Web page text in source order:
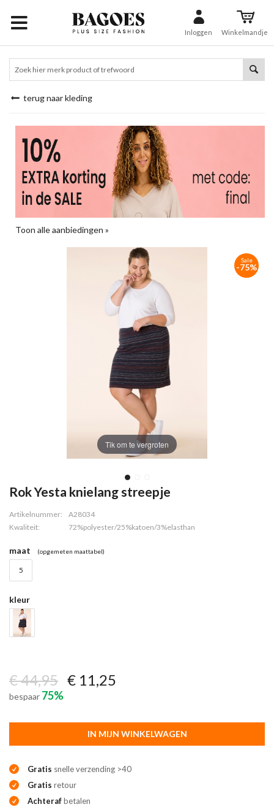
Inloggen Winkelmandje
terug naar kleding
Toon alle aanbiedingen »
Tik om te vergroten
Sale
-75%
Rok Yesta knielang streepje
Artikelnummer:
A28034
Kwaliteit:
72%polyester/25%katoen/3%elasthan
maat (opgemeten maattabel)
5
kleur
€ 44,95 € 11,25
bespaar 75%
IN MIJN WINKELWAGEN
Gratis snelle verzending >40
Gratis retour
Achterafbetalen